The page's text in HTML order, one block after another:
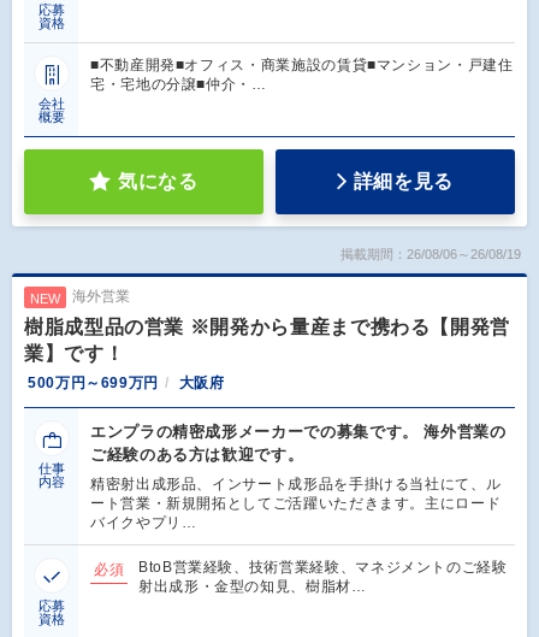
応募
資格
会社
概要
■不動産開発■オフィス・商業施設の賃貸■マンション・戸建住
宅・宅地の分譲■仲介・…
気になる 詳細を見る
掲載期間：26/08/06～26/08/19
NEW 海外営業
樹脂成型品の営業 ※開発から量産まで携わる【開発営
業】です！
500万円～699万円 大阪府
仕事
内容
エンプラの精密成形メーカーでの募集です。 海外営業の
ご経験のある方は歓迎です。
精密射出成形品、インサート成形品を手掛ける当社にて、ル
ート営業・新規開拓としてご活躍いただきます。主にロード
バイクやプリ…
応募
資格
必須
BtoB営業経験、技術営業経験、マネジメントのご経験
射出成形・金型の知見、樹脂材…